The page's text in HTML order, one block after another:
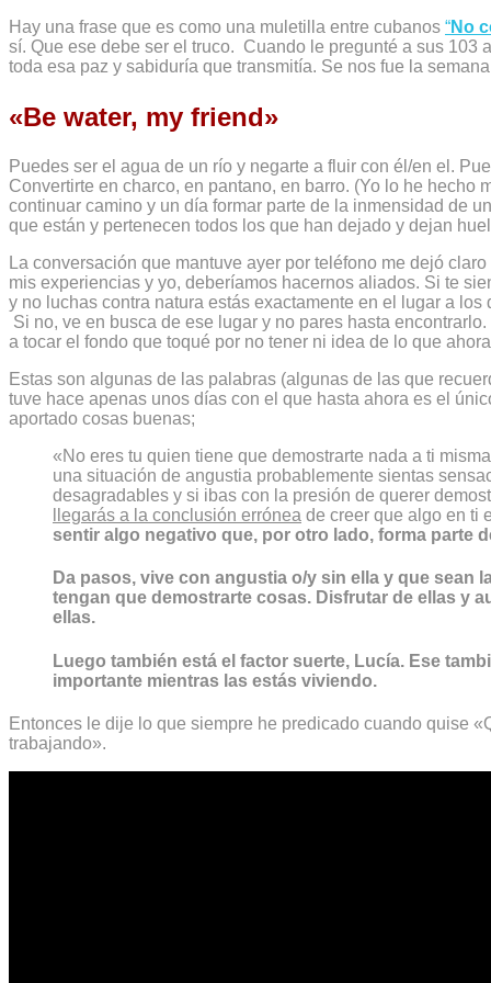
Hay una frase que es como una muletilla entre cubanos “No
sí. Que ese debe ser el truco. Cuando le pregunté a sus 103
toda esa paz y sabiduría que transmitía. Se nos fue la
«Be water, my friend»
Puedes ser el agua de un río y negarte a fluir con él/en el.
Convertirte en charco, en pantano, en barro. (Yo lo he hecho
continuar camino y un día formar parte de la inmensidad de
que están y pertenecen todos los que han dejado y dejan
La conversación que mantuve ayer por teléfono me dejó
mis experiencias y yo, deberíamos hacernos aliados. Si te
y no luchas contra natura estás exactamente en el lugar a
Si no, ve en busca de ese lugar y no pares hasta
a tocar el fondo que toqué por no tener ni idea de lo que
Estas son algunas de las palabras (algunas de las que
tuve hace apenas unos días con el que hasta ahora es el
aportado cosas buenas;
«No eres tu quien tiene que demostrarte nada a ti
una situación de angustia probablemente sientas
desagradables y si ibas con la presión de querer
llegarás a la conclusión errónea de creer que algo en ti
sentir algo negativo que, por otro lado, forma parte
Da pasos, vive con angustia o/y sin ella y que sean
tengan que demostrarte cosas. Disfrutar de ellas y
ellas.
Luego también está el factor suerte, Lucía. Ese
importante mientras las estás viviendo.
Entonces le dije lo que siempre he predicado cuando quise
trabajando».